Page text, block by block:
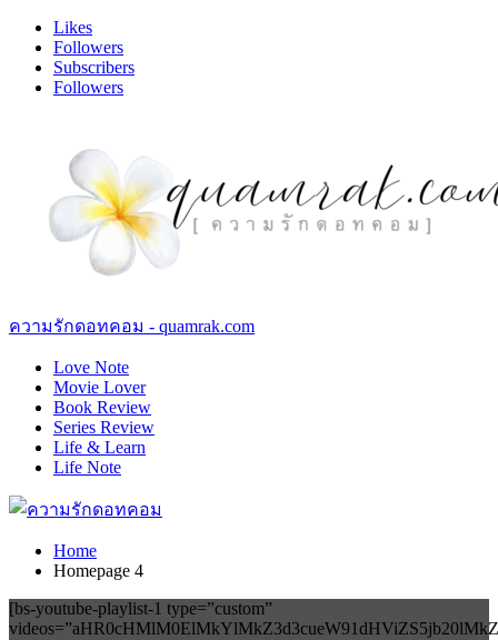
Likes
Followers
Subscribers
Followers
ความรักดอทคอม - quamrak.com
Love Note
Movie Lover
Book Review
Series Review
Life & Learn
Life Note
Home
Homepage 4
[bs-youtube-playlist-1 type=”custom”